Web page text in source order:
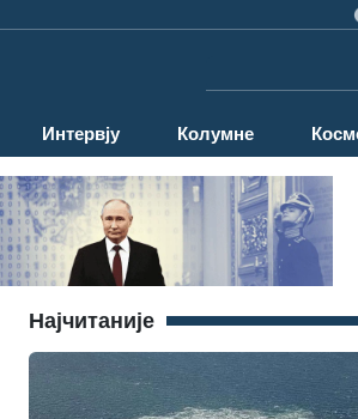
Интервју Колумне
Најчитаније